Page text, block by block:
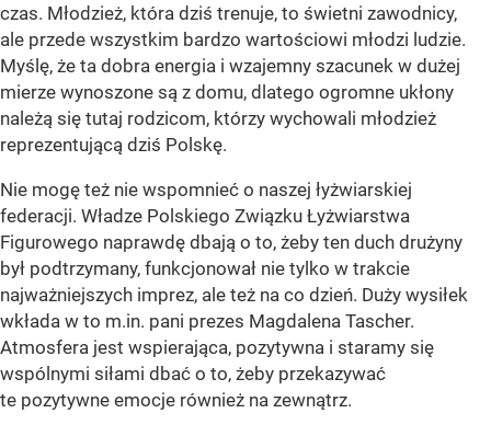
czas. Młodzież, która dziś trenuje, to świetni zawodnicy,
ale przede wszystkim bardzo wartościowi młodzi ludzie.
Myślę, że ta dobra energia i wzajemny szacunek w dużej
mierze wynoszone są z domu, dlatego ogromne ukłony
należą się tutaj rodzicom, którzy wychowali młodzież
reprezentującą dziś Polskę.
Nie mogę też nie wspomnieć o naszej łyżwiarskiej
federacji. Władze Polskiego Związku Łyżwiarstwa
Figurowego naprawdę dbają o to, żeby ten duch drużyny
był podtrzymany, funkcjonował nie tylko w trakcie
najważniejszych imprez, ale też na co dzień. Duży wysiłek
wkłada w to m.in. pani prezes Magdalena Tascher.
Atmosfera jest wspierająca, pozytywna i staramy się
wspólnymi siłami dbać o to, żeby przekazywać
te pozytywne emocje również na zewnątrz.